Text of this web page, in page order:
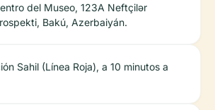
del Museo, 123A Neftçilər
Bakú, Azerbaiyán.
Sahil (Línea Roja), a 10 minutos a